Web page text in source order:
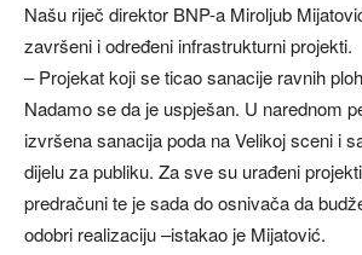
Našu riječ direktor BNP-a Miroljub
završeni i određeni infrastrukturni projekti.
– Projekat koji se ticao sanacije ravnih
Nadamo se da je uspješan. U narednom
izvršena sanacija poda na Velikoj sceni i
dijelu za publiku. Za sve su urađeni
predračuni te je sada do osnivača da
odobri realizaciju –istakao je Mijatović.